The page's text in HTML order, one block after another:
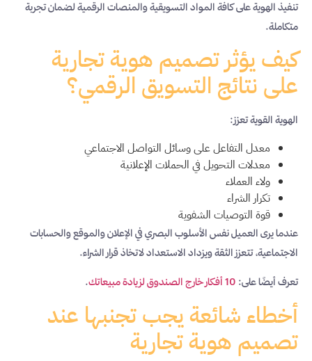
تنفيذ الهوية على كافة المواد التسويقية والمنصات الرقمية لضمان تجربة
متكاملة.
كيف يؤثر تصميم هوية تجارية
على نتائج التسويق الرقمي؟
الهوية القوية تعزز:
معدل التفاعل على وسائل التواصل الاجتماعي
معدلات التحويل في الحملات الإعلانية
ولاء العملاء
تكرار الشراء
قوة التوصيات الشفوية
عندما يرى العميل نفس الأسلوب البصري في الإعلان والموقع والحسابات
الاجتماعية، تتعزز الثقة ويزداد الاستعداد لاتخاذ قرار الشراء.
تعرف أيضًا على: .
أخطاء شائعة يجب تجنبها عند
تصميم هوية تجارية